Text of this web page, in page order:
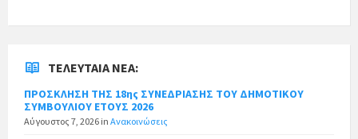
ΤΕΛΕΥΤΑΊΑ ΝΈΑ:
ΠΡΟΣΚΛΗΣΗ ΤΗΣ 18ης ΣΥΝΕΔΡΙΑΣΗΣ ΤΟΥ ΔΗΜΟΤΙΚΟΥ
ΣΥΜΒΟΥΛΙΟΥ ΕΤΟΥΣ 2026
Αύγουστος 7, 2026 in Ανακοινώσεις